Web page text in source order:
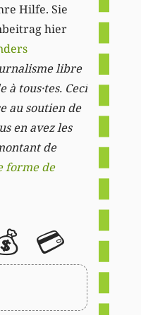
Hilfe. Sie
hier
libre
à tous·tes. Ceci
au soutien de
en avez les
de
forme de
💳